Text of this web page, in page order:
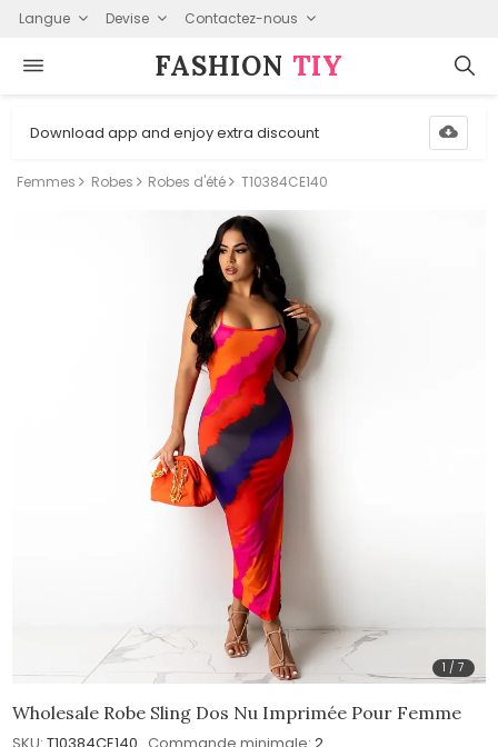
Langue Devise Contactez-nous
FASHION⁠ TIY
Download app and enjoy extra discount
Femmes Robes Robes d'été T10384CE140
1 /7
Wholesale Robe Sling Dos Nu Imprimée Pour Femme
SKU: T10384CE140 Commande minimale: 2